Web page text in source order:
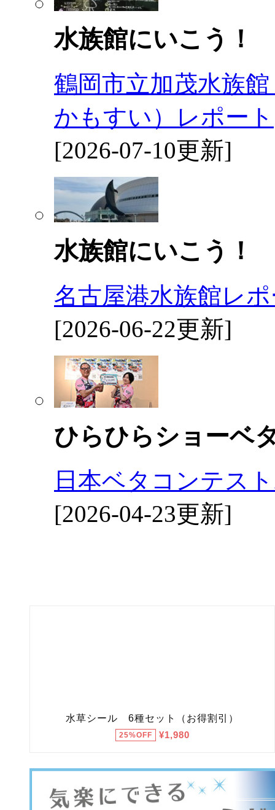
水族館にいこう！
鶴岡市立加茂水族
かもすい）レポート
[2026-07-10更新]
水族館にいこう！
名古屋港水族館レ
[2026-06-22更新]
ひらひらショーベ
日本ベタコンテス
[2026-04-23更新]